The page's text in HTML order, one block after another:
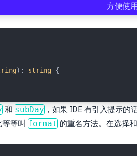
方便使
): string {
和 subDay，如果 IDE 有引入提示的
等叫 format的重名方法。在选择和